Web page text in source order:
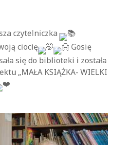
czytelniczka
ciocię
Gosię
się do biblioteki i została
„MAŁA KSIĄŻKA- WIELKI